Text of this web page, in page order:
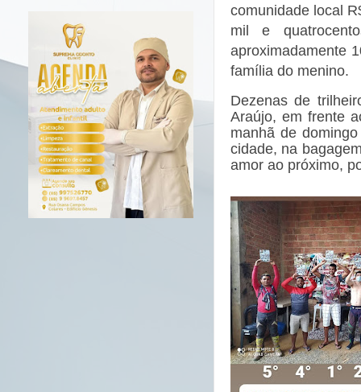
comunidade local
mil e
aproximadamente
família do menino.
Dezenas de
Araújo, em frente
manhã de
cidade, na
amor ao próximo,